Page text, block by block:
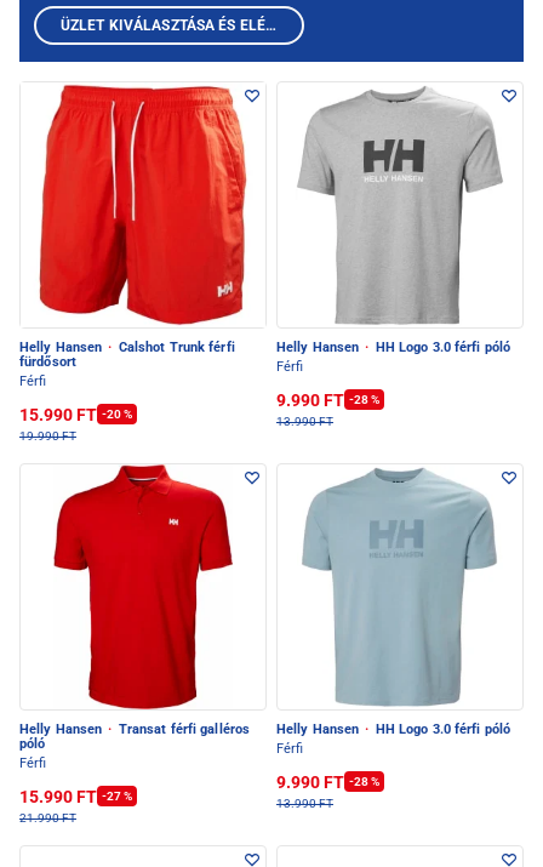
Helly Hansen · Calshot Trunk férfi
fürdősort
Férfi
15.990 FT -20 %
19.990 FT
Helly Hansen ·
HH Logo 3.0 férfi póló
Férfi
9.990 FT -28 %
13.990 FT
Helly Hansen · Transat férfi galléros
póló
Férfi
15.990 FT -27 %
21.990 FT
Helly Hansen ·
HH Logo 3.0 férfi póló
Férfi
9.990 FT -28 %
13.990 FT
ÜZLET KIVÁLASZTÁSA ÉS ELÉRHETŐ TERMÉKEK MEGTEKINTÉSE